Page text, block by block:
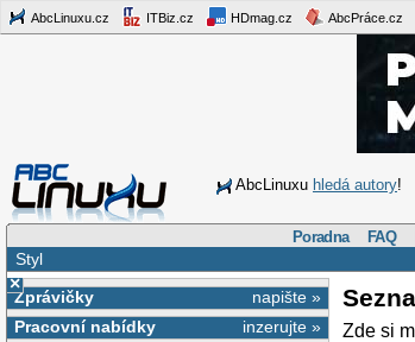
AbcLinuxu.cz ITBiz.cz HDmag.cz AbcPráce.cz
AbcLinuxu hledá autory!
Poradna FAQ
Styl
×
napište »
Zprávičky
inzerujte »
Pracovní nabídky
Zde si